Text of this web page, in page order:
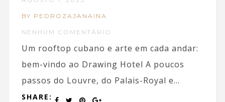
BY PEDROZAJANAINA
NENHUM COMENTÁRIO
Um rooftop cubano e arte em cada andar:
bem-vindo ao Drawing Hotel A poucos
passos do Louvre, do Palais-Royal e...
SHARE: